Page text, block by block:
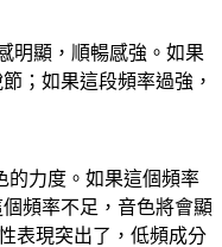
明顯，順暢感強。如果
；如果這段頻率過強，
的力度。如果這個頻率
頻率不足，音色將會顯
表現突出了，低頻成分